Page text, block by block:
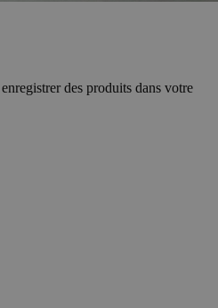
des produits dans votre